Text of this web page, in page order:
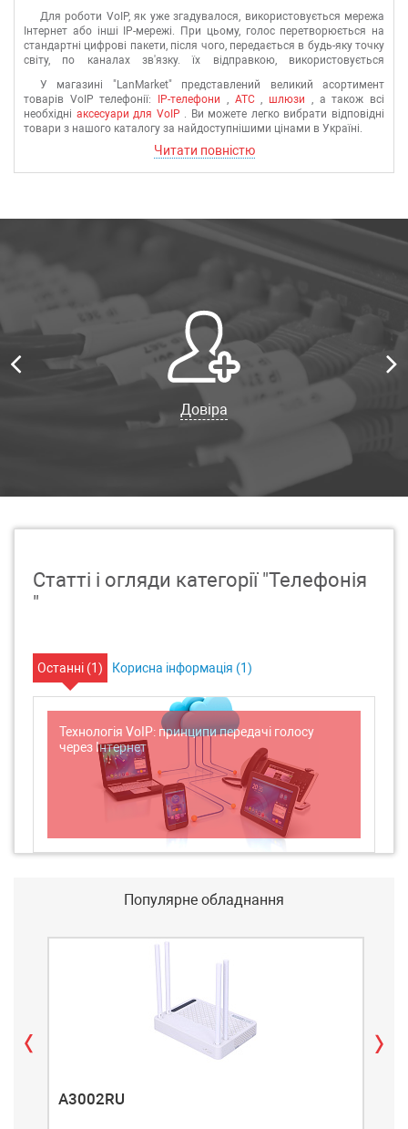
Для роботи VoIP, як уже згадувалося, використовується мережа
Інтернет або інші IP-мережі. При цьому, голос перетворюється на
стандартні цифрові пакети, після чого, передається в будь-яку точку
світу, по каналах зв'язку. їх відправкою, використовується
та зниження навантаження на мережі передачі. Іншими словами,
VoIP – це телефонія майбутнього.
У магазині "LanMarket" представлений великий асортимент
товарів VoIP телефонії: IP-телефони АТС, шлюзи , а також всі
необхідні аксесуари для VoIP . Ви можете легко вибрати відповідні
товари з нашого каталогу за найдоступнішими цінами в Україні.
Читати повністю
Довіра
Статті і огляди категорії "Телефонія
"
Останні (1) Корисна інформація (1)
Технологія VoIP: принципи передачі голосу
через Інтернет
Популярне обладнання
A3002RU